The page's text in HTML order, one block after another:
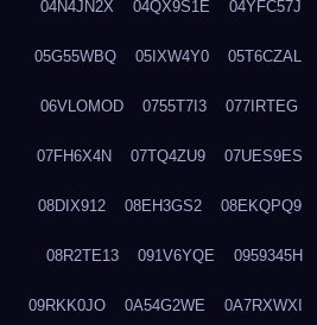
04N4JN2X 04QX9S1E 04YFC57J
05G55WBQ 05IXW4Y0 05T6CZAL
06VLOMOD 0755T7I3 077IRTEG
07FH6X4N 07TQ4ZU9 07UES9ES
08DIX912 08EH3GS2 08EKQPQ9
08R2TE13 091V6YQE 0959345H
09RKK0JO 0A54G2WE 0A7RXWXI